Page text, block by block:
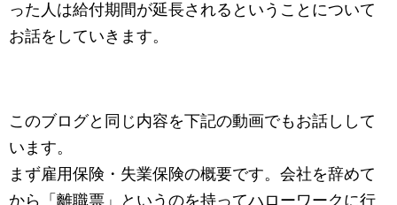
った人は給付期間が延長されるということについて
お話をしていきます。
このブログと同じ内容を下記の動画でもお話しして
います。
まず雇用保険・失業保険の概要です。会社を辞めて
から「離職票」というのを持ってハローワークに行